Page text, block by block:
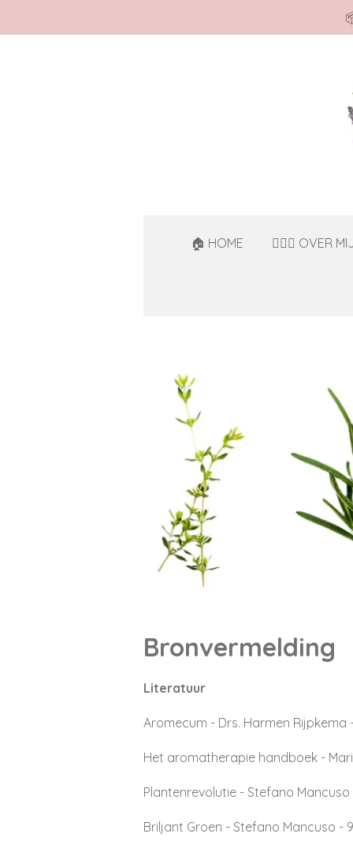
🏠 HOME 🙋🏻‍♀️ OVER MIJ
Bronvermelding
Literatuur
Aromecum - Drs. Harmen Rijpkema
Het aromatherapie handboek -
Plantenrevolutie - Stefano Mancuso
Briljant Groen - Stefano Mancuso -